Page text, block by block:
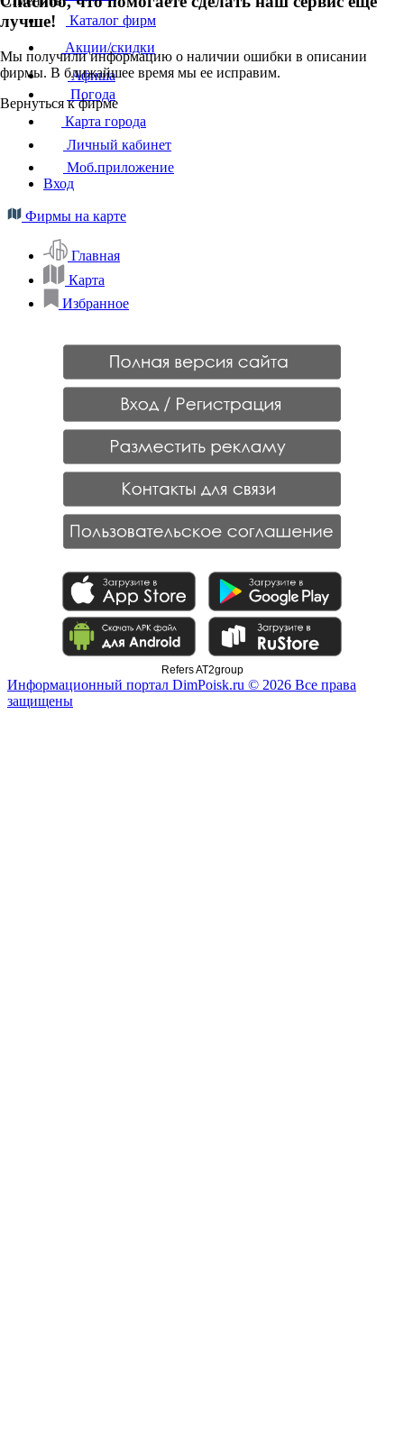
лучше!
Мы получили информацию о наличии ошибки в описании
фирмы. В ближайшее время мы ее исправим.
Вернуться к фирме
Каталог фирм
Акции/скидки
Афиша
Погода
Карта города
Личный кабинет
Моб.приложение
Вход
Фирмы на карте
Главная
Карта
Избранное
Refers AT2group
Информационный портал DimPoisk.ru © 2026 Все права
защищены